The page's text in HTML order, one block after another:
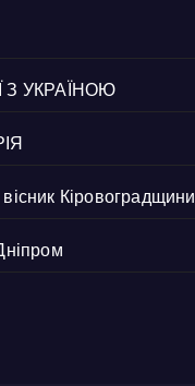
З УКРАЇНОЮ
Кіровоградщини